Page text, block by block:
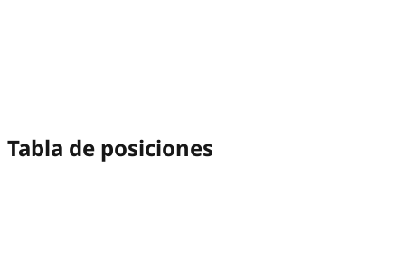
Tabla de posiciones